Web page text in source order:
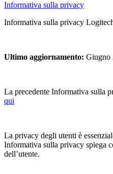
Informativa sulla privacy
Informativa sulla privacy
Ultimo aggiornamento: Giugno
La precedente Informativa sulla
qui
La privacy degli utenti è
Informativa sulla privacy spiega
dell’utente.